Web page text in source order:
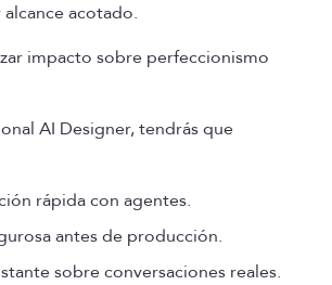
acotado.
impacto sobre perfeccionismo
AI Designer, tendrás que
rápida con agentes.
antes de producción.
sobre conversaciones reales.